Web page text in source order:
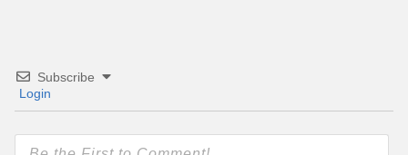
Subscribe
Login